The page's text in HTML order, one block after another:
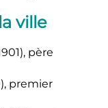
ville
père
premier